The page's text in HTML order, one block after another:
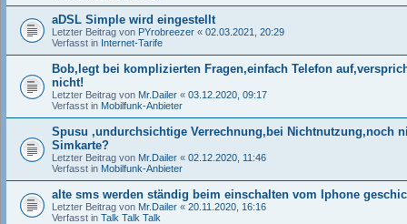
aDSL Simple wird eingestellt
Letzter Beitrag von PYrobreezer « 02.03.2021, 20:29
Verfasst in Internet-Tarife
Bob,legt bei komplizierten Fragen,einfach Telefon
nicht!
Letzter Beitrag von Mr.Dailer « 03.12.2020, 09:17
Verfasst in Mobilfunk-Anbieter
Spusu ,undurchsichtige Verrechnung,bei Nichtnutzung,noch
Simkarte?
Letzter Beitrag von Mr.Dailer « 02.12.2020, 11:46
Verfasst in Mobilfunk-Anbieter
alte sms werden ständig beim einschalten vom Iphone
Letzter Beitrag von Mr.Dailer « 20.11.2020, 16:16
Verfasst in Talk Talk Talk